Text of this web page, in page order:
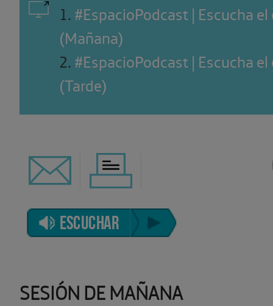
1. #EspacioPodcast | Escucha
(Mañana)
2. #EspacioPodcast | Escucha
(Tarde)
ESCUCHAR
SESIÓN DE MAÑANA